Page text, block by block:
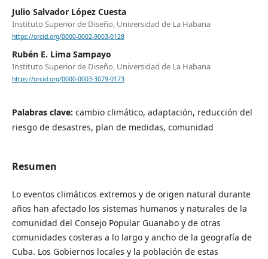
Julio Salvador López Cuesta
Instituto Superior de Diseño, Universidad de La Habana
https://orcid.org/0000-0002-9003-0128
Rubén E. Lima Sampayo
Instituto Superior de Diseño, Universidad de La Habana
https://orcid.org/0000-0003-3079-0173
Palabras clave: cambio climático, adaptación, reducción del
riesgo de desastres, plan de medidas, comunidad
Resumen
Lo eventos climáticos extremos y de origen natural durante
años han afectado los sistemas humanos y naturales de la
comunidad del Consejo Popular Guanabo y de otras
comunidades costeras a lo largo y ancho de la geografía de
Cuba. Los Gobiernos locales y la población de estas